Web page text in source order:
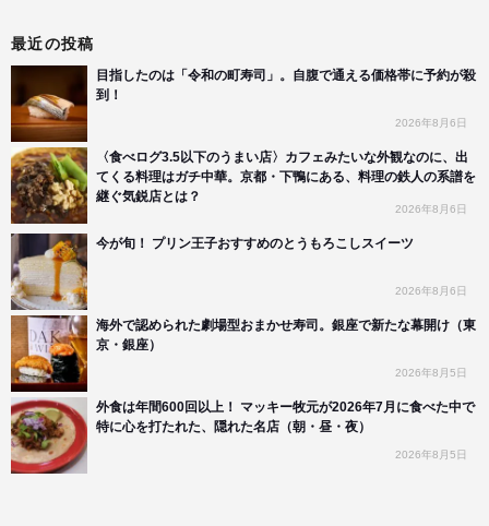
最近の投稿
目指したのは「令和の町寿司」。自腹で通える価格帯に予約が殺
到！
2026年8月6日
〈食べログ3.5以下のうまい店〉カフェみたいな外観なのに、出
てくる料理はガチ中華。京都・下鴨にある、料理の鉄人の系譜を
継ぐ気鋭店とは？
2026年8月6日
今が旬！ プリン王子おすすめのとうもろこしスイーツ
2026年8月6日
海外で認められた劇場型おまかせ寿司。銀座で新たな幕開け（東
京・銀座）
2026年8月5日
外食は年間600回以上！ マッキー牧元が2026年7月に食べた中で
特に心を打たれた、隠れた名店（朝・昼・夜）
2026年8月5日